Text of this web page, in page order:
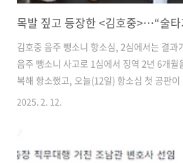
김호중 음주 뺑소니 항소심, 2심에서는 결과
음주 뺑소니 사고로 1심에서 징역 2년 6개
복해 항소했고, 오늘(12일) 항소심 첫 공판
대중이 이번 재판 결과에 주목하고 있습니다.​
있을까요?이번 사건을 처음부터 끝까지 쉽
🔎 김호중 사건, 무슨 일이 있었을까?​지난해
2025. 2. 12.